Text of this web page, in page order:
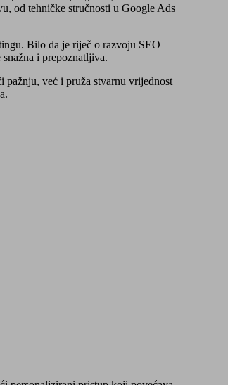
od tehničke stručnosti u Google Ads
Bilo da je riječ o razvoju SEO
i prepoznatljiva.
pažnju, već i pruža stvarnu vrijednost